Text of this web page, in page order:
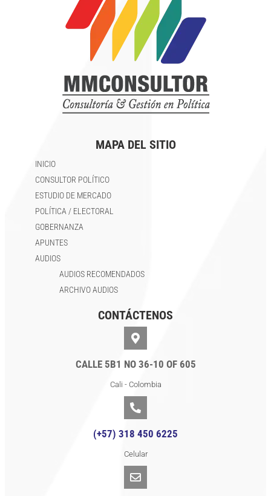
CONTÁCTENOS
CALLE 5B1 NO 36-10 OF 605
Cali - Colombia
(+57) 318 450 6225
Celular
MAPA DEL SITIO
INICIO
CONSULTOR POLÍTICO
ESTUDIO DE MERCADO
POLÍTICA / ELECTORAL
GOBERNANZA
APUNTES
AUDIOS
AUDIOS RECOMENDADOS
ARCHIVO AUDIOS